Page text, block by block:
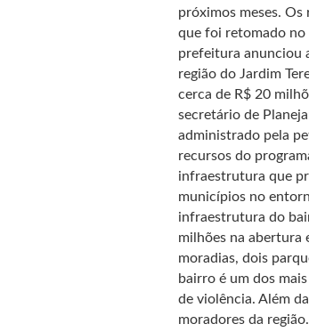
próximos meses. Os
que foi retomado no
prefeitura anunciou
região do Jardim
cerca de R$ 20
secretário de
administrado pela
recursos do
infraestrutura que
municípios no
infraestrutura do
milhões na abertura
moradias, dois
bairro é um dos
de violência. Além
moradores da